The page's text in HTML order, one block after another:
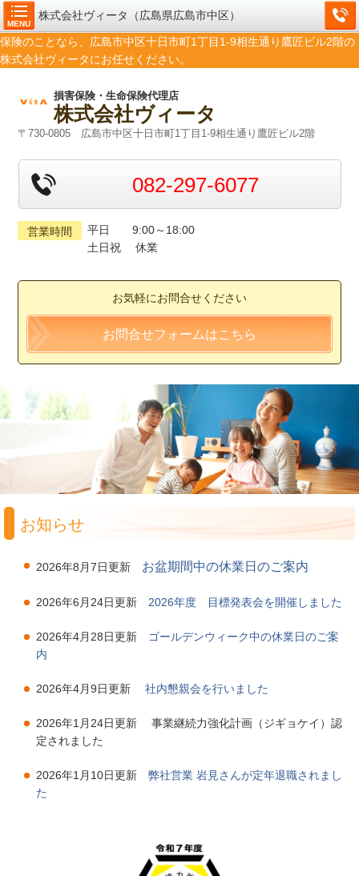
MENU
株式会社ヴィータ（広島県広島市中区）
保険のことなら、広島市中区十日市町1丁目1-9相生通り鷹匠ビル2階の
株式会社ヴィータにお任せください。
損害保険・生命保険代理店
株式会社ヴィータ
〒730-0805 広島市中区十日市町1丁目1-9相生通り鷹匠ビル2階
082-297-6077
営業時間
平日 9:00～18:00
土日祝 休業
お気軽にお問合せください
お問合せフォームはこちら
お知らせ
2026年8月7日更新 お盆期間中の休業日のご案内
2026年6月24日更新 2026年度 目標発表会を開催しました
2026年4月28日更新
ゴールデンウィーク中の休業日のご案
内
2026年4月9日更新 社内懇親会を行いました
2026年1月24日更新 事業継続力強化計画（ジギョケイ）認
定されました
2026年1月10日更新 弊社営業 岩見さんが定年退職されまし
た